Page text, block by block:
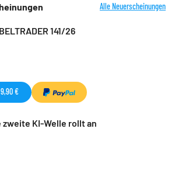
Alle Neuerscheinungen
141/26
9,90 €
zweite KI-Welle rollt an